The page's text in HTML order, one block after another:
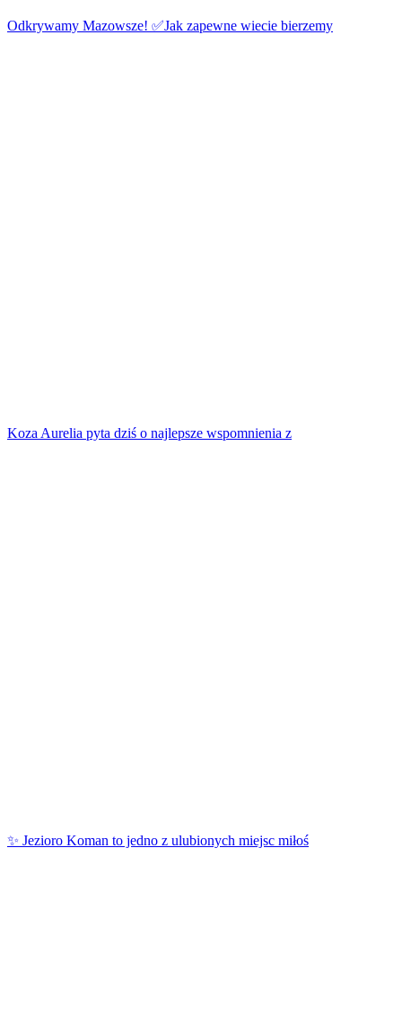
Odkrywamy Mazowsze! ✅Jak zapewne wiecie bierzemy
Koza Aurelia pyta dziś o najlepsze wspomnienia z
✨ Jezioro Koman to jedno z ulubionych miejsc miłoś